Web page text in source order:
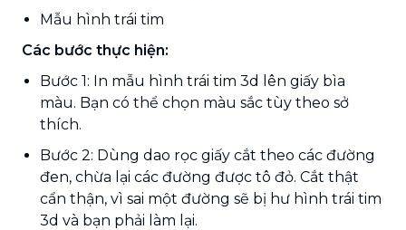
Mẫu hình trái tim
Các bước thực hiện:
Bước 1: In mẫu hình trái tim 3d lên giấy bìa
màu. Bạn có thể chọn màu sắc tùy theo sở
thích.
Bước 2: Dùng dao rọc giấy cắt theo các đường
đen, chừa lại các đường được tô đỏ. Cắt thật
cẩn thận, vì sai một đường sẽ bị hư hình trái tim
3d và bạn phải làm lại.